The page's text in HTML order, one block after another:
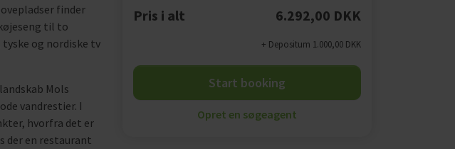
finder
til to
og nordiske tv
Mols
vandrestier. I
hvorfra det er
der en restaurant
Pris i alt 6.292,00 DKK
+ Depositum 1.000,00 DKK
Start booking
Opret en søgeagent